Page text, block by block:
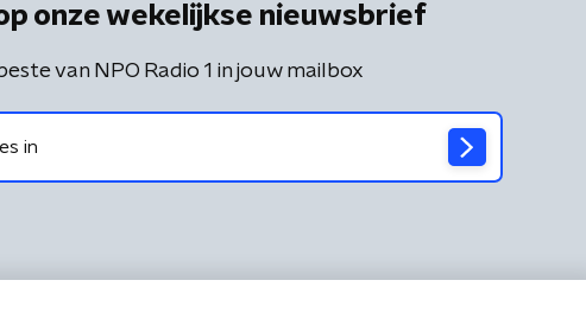
onze wekelijkse nieuwsbrief
van NPO Radio 1 in jouw mailbox